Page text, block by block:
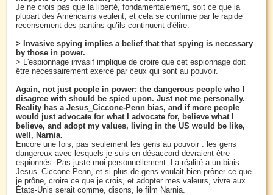
Je ne crois pas que la liberté, fondamentalement, soit ce que la
plupart des Américains veulent, et cela se confirme par le rapide
recensement des pantins qu’ils continuent d'élire.
> Invasive spying implies a belief that that spying is necessary
by those in power.
> L'espionnage invasif implique de croire que cet espionnage doit
être nécessairement exercé par ceux qui sont au pouvoir.
Again, not just people in power: the dangerous people who I
disagree with should be spied upon. Just not me personally.
Reality has a Jesus_Ciccone-Penn bias, and if more people
would just advocate for what I advocate for, believe what I
believe, and adopt my values, living in the US would be like,
well, Narnia.
Encore une fois, pas seulement les gens au pouvoir : les gens
dangereux avec lesquels je suis en désaccord devraient être
espionnés. Pas juste moi personnellement. La réalité a un biais
Jesus_Ciccone-Penn, et si plus de gens voulait bien prôner ce que
je prône, croire ce que je crois, et adopter mes valeurs, vivre aux
États-Unis serait comme, disons, le film Narnia.